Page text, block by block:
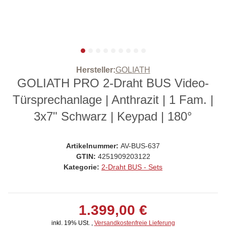
Hersteller:GOLIATH
GOLIATH PRO 2-Draht BUS Video-
Türsprechanlage | Anthrazit | 1 Fam. |
3x7" Schwarz | Keypad | 180°
Artikelnummer: AV-BUS-637
GTIN: 4251909203122
Kategorie: 2-Draht BUS - Sets
1.399,00 €
inkl. 19% USt. , Versandkostenfreie Lieferung